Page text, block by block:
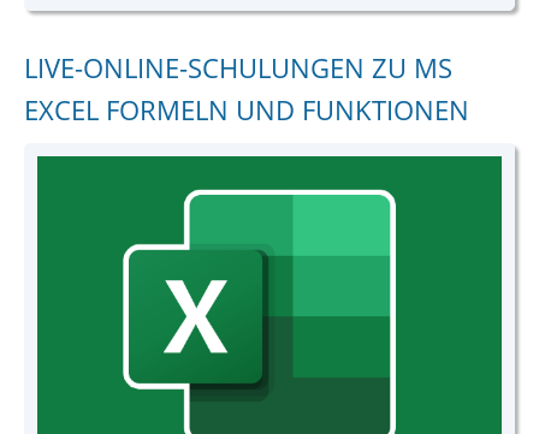
LIVE-ONLINE-SCHULUNGEN ZU MS
EXCEL FORMELN UND FUNKTIONEN